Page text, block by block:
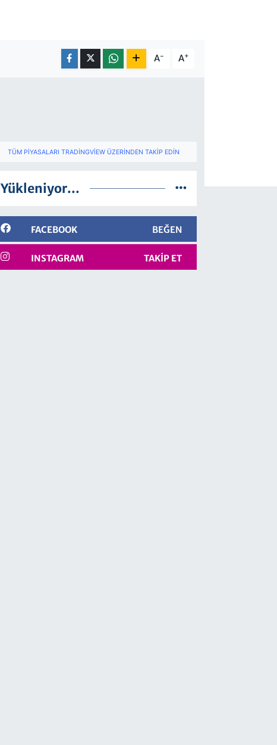
A- A+
TÜM PIYASALARI TRADINGVIEW ÜZERINDEN TAKIP EDIN
Yükleniyor...
FACEBOOK BEĞEN
INSTAGRAM TAKIP ET